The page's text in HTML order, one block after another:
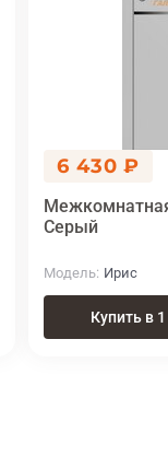
6 430 ₽
Серый
Модель Ирис
Купить в